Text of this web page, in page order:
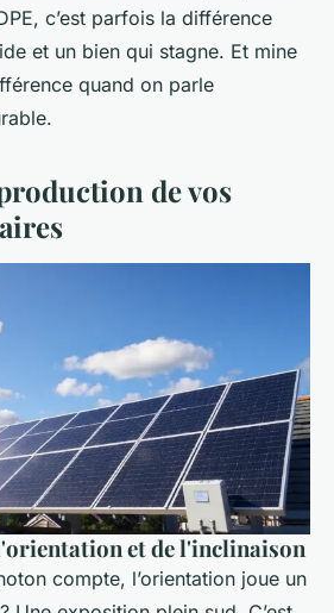
c’est parfois la différence
et un bien qui stagne. Et mine
quand on parle
de vos
et de l'inclinaison
compte, l’orientation joue un